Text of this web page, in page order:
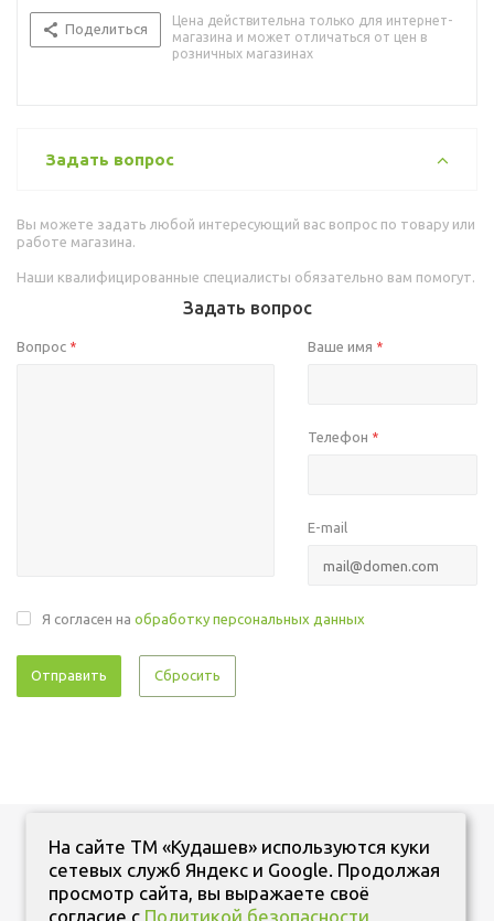
Поделиться
Цена действительна только для интернет-
магазина и может отличаться от цен в
розничных магазинах
Задать вопрос
Вы можете задать любой интересующий вас вопрос по товару или
работе магазина.
Наши квалифицированные специалисты обязательно вам помогут.
Задать вопрос
Вопрос * Ваше имя *
Телефон *
E-mail
Я согласен на обработку персональных данных
Сбросить
На сайте ТМ «Кудашев» используются куки
сетевых служб Яндекс и Google. Продолжая
просмотр сайта, вы выражаете своё
согласие с Политикой безопасности